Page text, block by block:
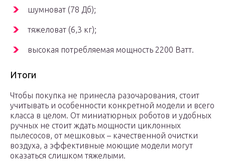
шумноват (78 Дб);
тяжеловат (6,3 кг);
высокая потребляемая мощность 2200 Ватт.
Итоги
Чтобы покупка не принесла разочарования, стоит
учитывать и особенности конкретной модели и всего
класса в целом. От миниатюрных роботов и удобных
ручных не стоит ждать мощности циклонных
пылесосов, от мешковых – качественной очистки
воздуха, а эффективные моющие модели могут
оказаться слишком тяжелыми.